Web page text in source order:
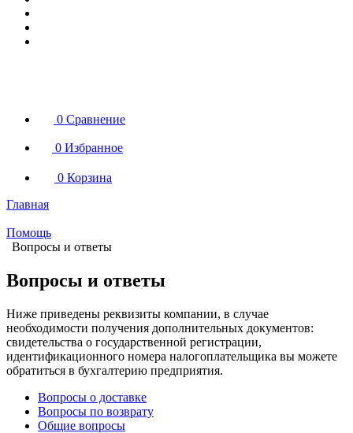
0 Сравнение
0 Избранное
0 Корзина
Главная
Помощь
Вопросы и ответы
Вопросы и ответы
Ниже приведены реквизиты компании, в случае
необходимости получения дополнительных документов:
свидетельства о государственной регистрации,
идентификационного номера налогоплательщика вы можете
обратиться в бухгалтерию предприятия.
Вопросы о доставке
Вопросы по возврату
Общие вопросы